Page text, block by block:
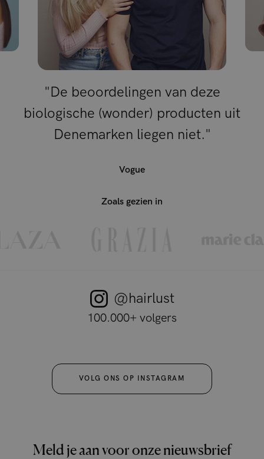
"De beoordelingen van deze
biologische (wonder) producten uit
Denemarken liegen niet."
Vogue
Zoals gezien in
100.000+ volgers
@hairlust
VOLG ONS OP INSTAGRAM
Meld je aan voor onze nieuwsbrief